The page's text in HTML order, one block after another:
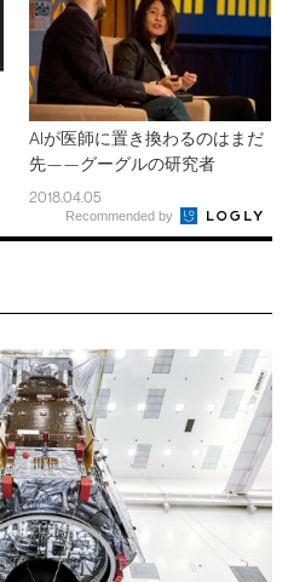
AIが医師に置き換わるのはまだ
先——グーグルの研究者
2018.04.05
Recommended by